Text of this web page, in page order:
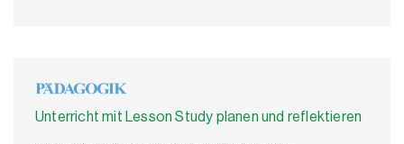
Unterricht mit Lesson Study planen und reflektieren